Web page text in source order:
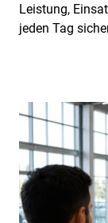
Leistung,
jeden Tag